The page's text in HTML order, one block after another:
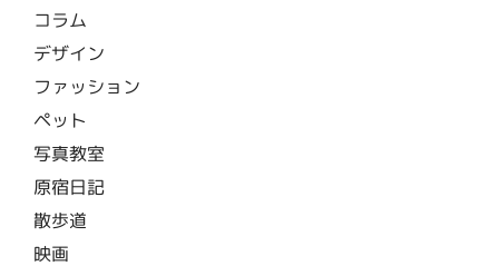
コラム
デザイン
ファッション
ペット
写真教室
原宿日記
散歩道
映画